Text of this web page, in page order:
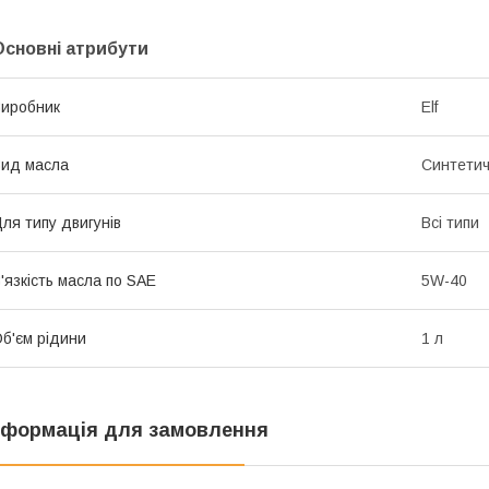
атрибути
Elf
масла
типу двигунів Всі типи
масла по SAE 5W-40
рідини 1 л
для замовлення